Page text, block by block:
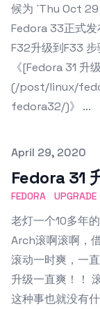
候为 `Thu Oct
Fedora 33正式
F32升级到F33
《[Fedora 31 升
(/post/linux/
fedora32/)》 ...
Published on
April 29, 2020
Fedora 31
FEDORA UPGRADE
老灯一个10多年
Arch滚啊滚啊，
滚动一时爽，一
升级一直爽！！
这种事也就没有